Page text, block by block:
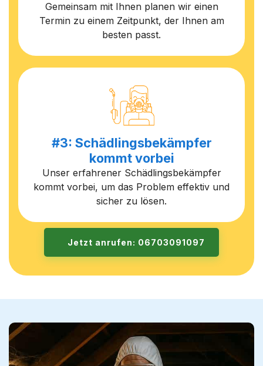
Gemeinsam mit Ihnen planen wir einen
Termin zu einem Zeitpunkt, der Ihnen am
besten passt.
#3: Schädlingsbekämpfer
kommt vorbei
Unser erfahrener Schädlingsbekämpfer
kommt vorbei, um das Problem effektiv und
sicher zu lösen.
Jetzt anrufen: 06703091097